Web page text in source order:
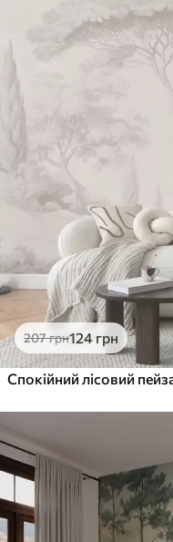
207грн124 грн